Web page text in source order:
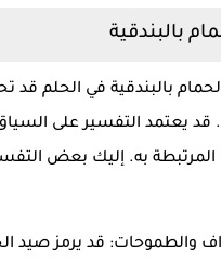
بالبندقية
بالبندقية في الحلم قد
يعتمد التفسير على
المرتبطة به. إليك بعض
والطموحات: قد يرمز صيد